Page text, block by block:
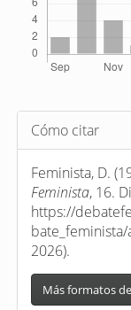
Detalles
del
artículo
Cómo citar
Feminista, D.
Feminista, 16.
https://
2026).
Más formatos